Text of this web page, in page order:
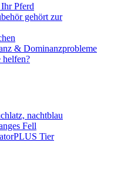
Pferd
gehört zur
& Dominanzprobleme
helfen?
nachtblau
Fell
Tier